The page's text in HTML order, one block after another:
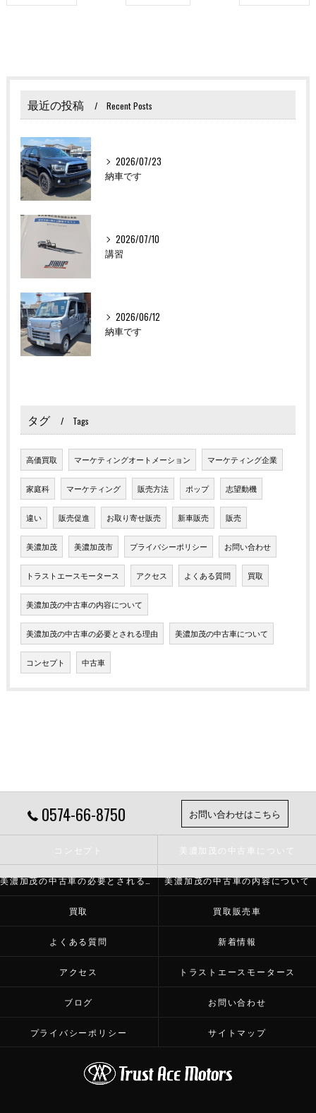
最近の投稿 Recent Posts
2026/07/23
納車です
2026/07/10
講習
2026/06/12
納車です
タグ Tags
高価買取 マーケティングオートメーション マーケティング企業
家庭科 マーケティング 販売方法 ポップ 志望動機
違い 販売促進 お取り寄せ販売 新車販売 販売
美濃加茂 美濃加茂市 プライバシーポリシー お問い合わせ
トラストエースモータース アクセス よくある質問 買取
美濃加茂の中古車の内容について
美濃加茂の中古車の必要とされる理由 美濃加茂の中古車について
コンセプト 中古車
0574-66-8750 お問い合わせはこちら
コンセプト 美濃加茂の中古車について
美濃加茂の中古車の必要とされる理由 美濃加茂の中古車の内容について
買取 買取販売車
よくある質問 新着情報
アクセス トラストエースモータース
ブログ お問い合わせ
プライバシーポリシー サイトマップ